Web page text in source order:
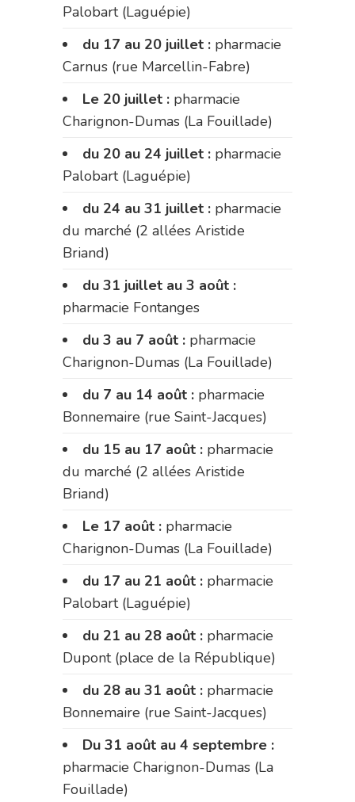
Palobart (Laguépie)
du 17 au 20 juillet : pharmacie
Carnus (rue Marcellin-Fabre)
Le 20 juillet : pharmacie
Charignon-Dumas (La Fouillade)
du 20 au 24 juillet : pharmacie
Palobart (Laguépie)
du 24 au 31 juillet : pharmacie
du marché (2 allées Aristide
Briand)
du 31 juillet au 3 août :
pharmacie Fontanges
du 3 au 7 août : pharmacie
Charignon-Dumas (La Fouillade)
du 7 au 14 août : pharmacie
Bonnemaire (rue Saint-Jacques)
du 15 au 17 août : pharmacie
du marché (2 allées Aristide
Briand)
Le 17 août : pharmacie
Charignon-Dumas (La Fouillade)
du 17 au 21 août : pharmacie
Palobart (Laguépie)
du 21 au 28 août : pharmacie
Dupont (place de la République)
du 28 au 31 août : pharmacie
Bonnemaire (rue Saint-Jacques)
Du 31 août au 4 septembre :
pharmacie Charignon-Dumas (La
Fouillade)